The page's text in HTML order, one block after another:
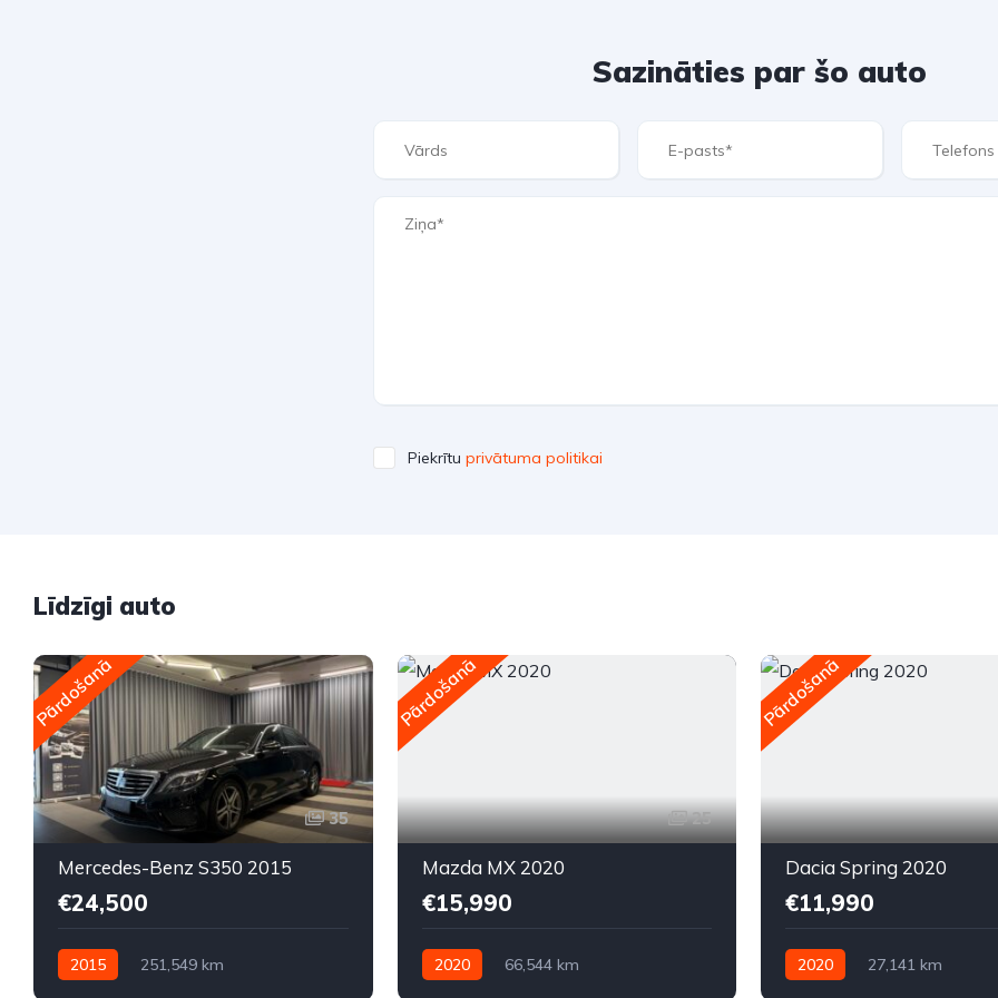
Sazināties par šo auto
Piekrītu privātuma politikai
Līdzīgi auto
Pārdošanā
35
Mercedes-Benz S350 2015
€24,500
2015
251,549 km
Pārdošanā
25
Mazda MX 2020
€15,990
2020
66,544 km
Pārdošanā
Dacia Spring 2020
€11,990
2020
27,141 km